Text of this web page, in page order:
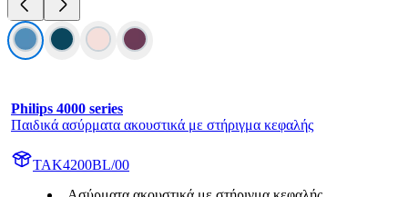
Philips 4000 series
Παιδικά ασύρματα ακουστικά με στήριγμα κεφαλής
TAK4200BL/00